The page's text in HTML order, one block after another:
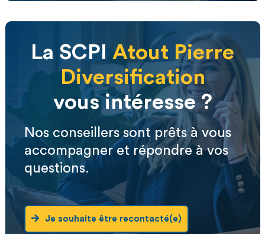
La SCPIAtout Pierre
Diversification
vous intéresse ?
Nos conseillers sont prêts à vous
accompagner et répondre à vos
questions.
Je souhaite être recontacté(e)